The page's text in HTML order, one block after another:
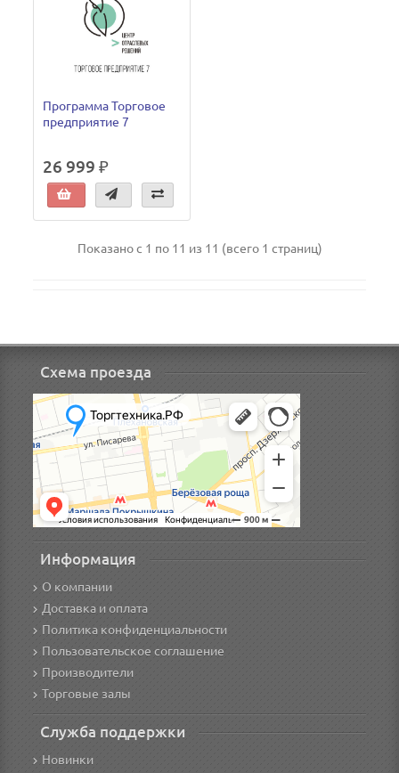
Программа Торговое
предприятие 7
26 999 ₽
Показано с 1 по 11 из 11 (всего 1 страниц)
Схема проезда
Информация
О компании
Доставка и оплата
Политика конфиденциальности
Пользовательское соглашение
Производители
Торговые залы
Служба поддержки
Новинки